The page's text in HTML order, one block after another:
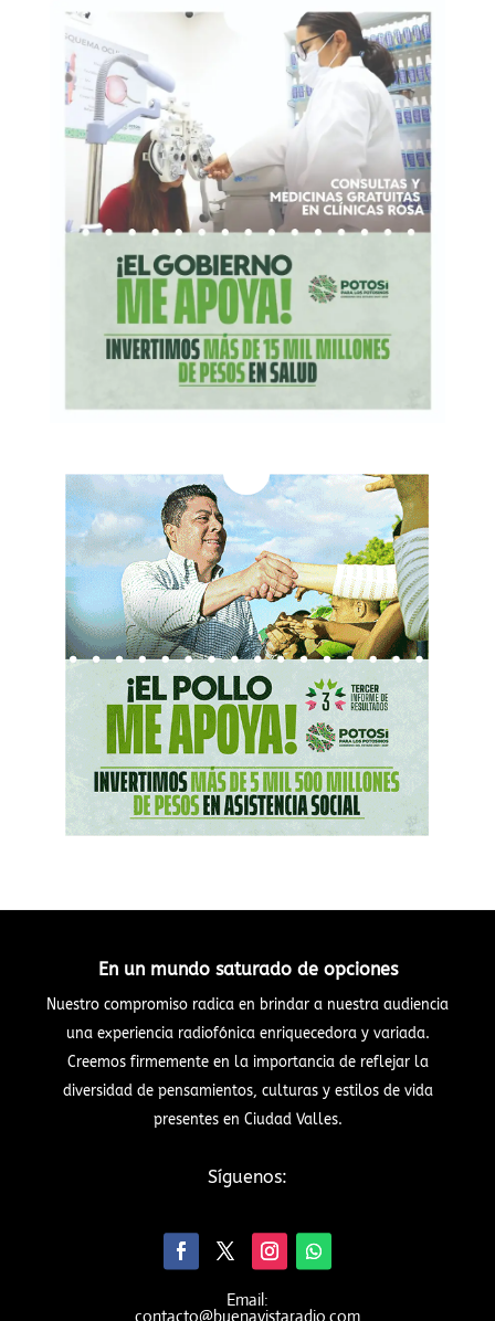
En un mundo saturado de opciones
Nuestro compromiso radica en brindar a nuestra audiencia
una experiencia radiofónica enriquecedora y variada.
Creemos firmemente en la importancia de reflejar la
diversidad de pensamientos, culturas y estilos de vida
presentes en Ciudad Valles.
Síguenos:
Email:
contacto@buenavistaradio.com